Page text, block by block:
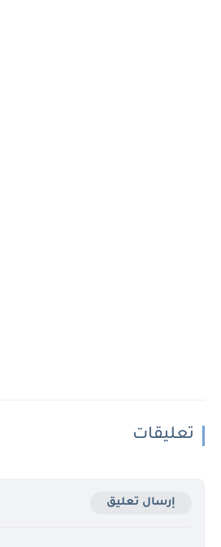
تعليقات
إرسال تعليق